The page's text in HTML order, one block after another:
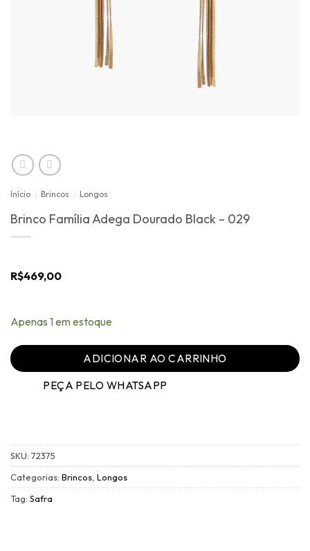
Início / Brincos / Longos
Brinco Família Adega Dourado Black – 029
R$469,00
Apenas 1 em estoque
ADICIONAR AO CARRINHO
PEÇA PELO WHATSAPP
SKU: 72375
Categorias: Brincos Longos
Tag: Safra